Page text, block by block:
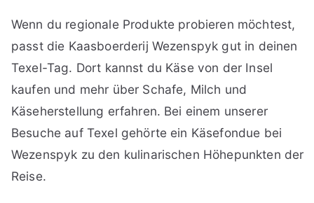
Wenn du regionale Produkte probieren möchtest,
passt die Kaasboerderij Wezenspyk gut in deinen
Texel-Tag. Dort kannst du Käse von der Insel
kaufen und mehr über Schafe, Milch und
Käseherstellung erfahren. Bei einem unserer
Besuche auf Texel gehörte ein Käsefondue bei
Wezenspyk zu den kulinarischen Höhepunkten der
Reise.